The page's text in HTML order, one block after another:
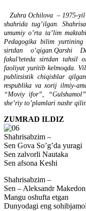
Zuhra Ochilova – 1975-yil
shahrida tug’ilgan.
umumiy o’rta ta’lim
Pedagogika bilim yurtining
sirtdan o’qigan.Qarshi
fakul’teteda sirtdan tahsil
faoliyat yuritib kelmoqda.
publitsistik chiqishlar
respublika va xorij ilmiy-
“Moviy ifor”,
she’riy to’plamlari nashr
ZUMRAD ILDIZ
Shahrisabzim –
Sen Gova So’g’da yuragi
Sen zalvorli Nautaka
Sen afsona Keshi
Shahrisabzim –
Sen – Aleksandr
Mangu oshufta etgan
Dunyodagi eng